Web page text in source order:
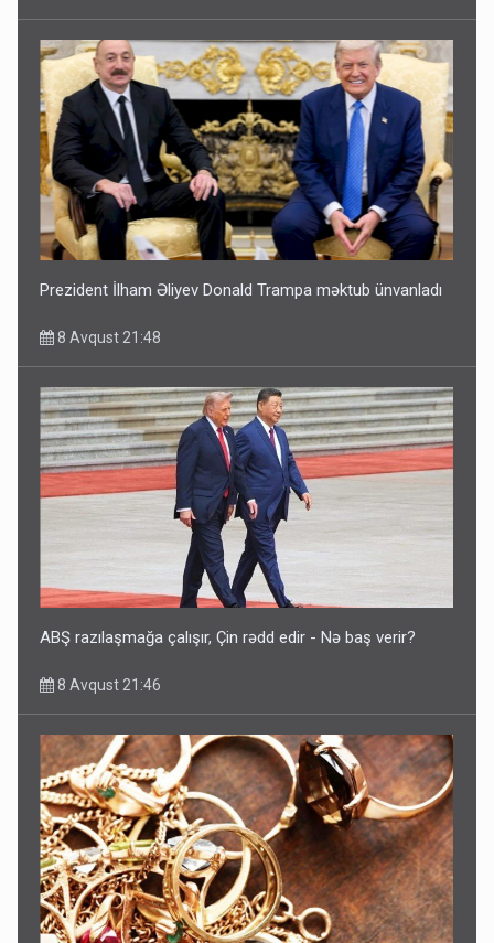
Prezident İlham Əliyev Donald Trampa məktub ünvanladı
8 Avqust 21:48
ABŞ razılaşmağa çalışır, Çin rədd edir - Nə baş verir?
8 Avqust 21:46